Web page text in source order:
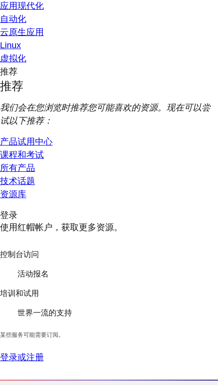
应用现代化
自动化
云原生应用
Linux
虚拟化
推荐
推荐
我们会在您浏览时推荐您可能喜欢的资源。现在可以尝
试以下推荐：
产品试用中心
课程和考试
所有产品
技术话题
资源库
登录
使用红帽帐户，获取更多资源。
控制台访问
活动报名
培训和试用
世界一流的支持
某些服务可能需要订阅。
登录或注册